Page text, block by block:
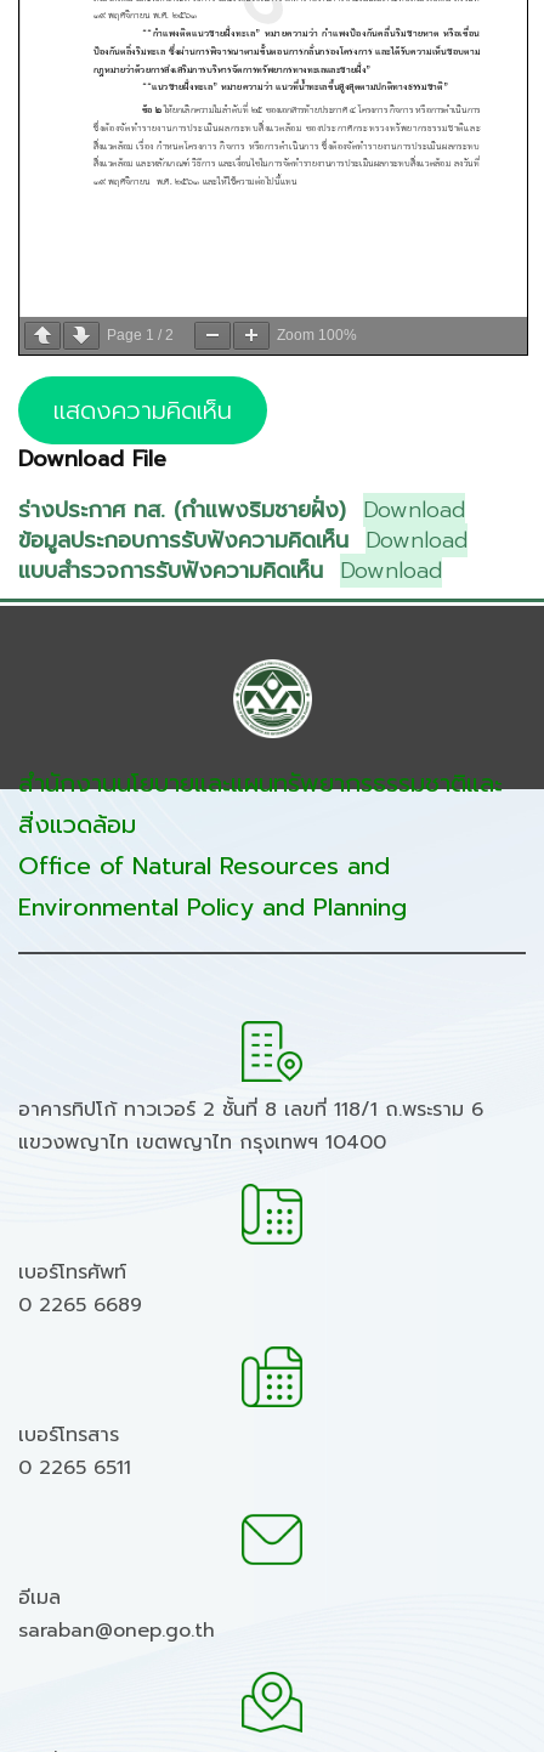
Page 1 / 2 Zoom 100%
แสดงความคิดเห็น
Download File
ร่างประกาศ ทส. (กำแพงริมชายฝั่ง) Download
ข้อมูลประกอบการรับฟังความคิดเห็น Download
แบบสำรวจการรับฟังความคิดเห็น Download
สำนักงานนโยบายและแผนทรัพยากรธรรมชาติและ
สิ่งแวดล้อม
Office of Natural Resources and
Environmental Policy and Planning
อาคารทิปโก้ ทาวเวอร์ 2 ชั้นที่ 8 เลขที่ 118/1 ถ.พระราม 6
แขวงพญาไท เขตพญาไท กรุงเทพฯ 10400
เบอร์โทรศัพท์
0 2265 6689
เบอร์โทรสาร
0 2265 6511
อีเมล
saraban@onep.go.th